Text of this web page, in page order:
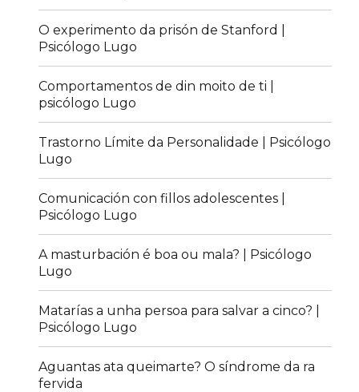
O experimento da prisón de Stanford |
Psicólogo Lugo
Comportamentos de din moito de ti |
psicólogo Lugo
Trastorno Límite da Personalidade | Psicólogo
Lugo
Comunicación con fillos adolescentes |
Psicólogo Lugo
A masturbación é boa ou mala? | Psicólogo
Lugo
Matarías a unha persoa para salvar a cinco? |
Psicólogo Lugo
Aguantas ata queimarte? O síndrome da ra
fervida